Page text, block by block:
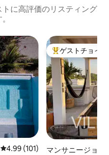
に高評価のリスティング
レビュー101件、5つ星中4.99つ
4.99 (101)
大好評のゲスト
ゲストチョイス
マンサニージョの